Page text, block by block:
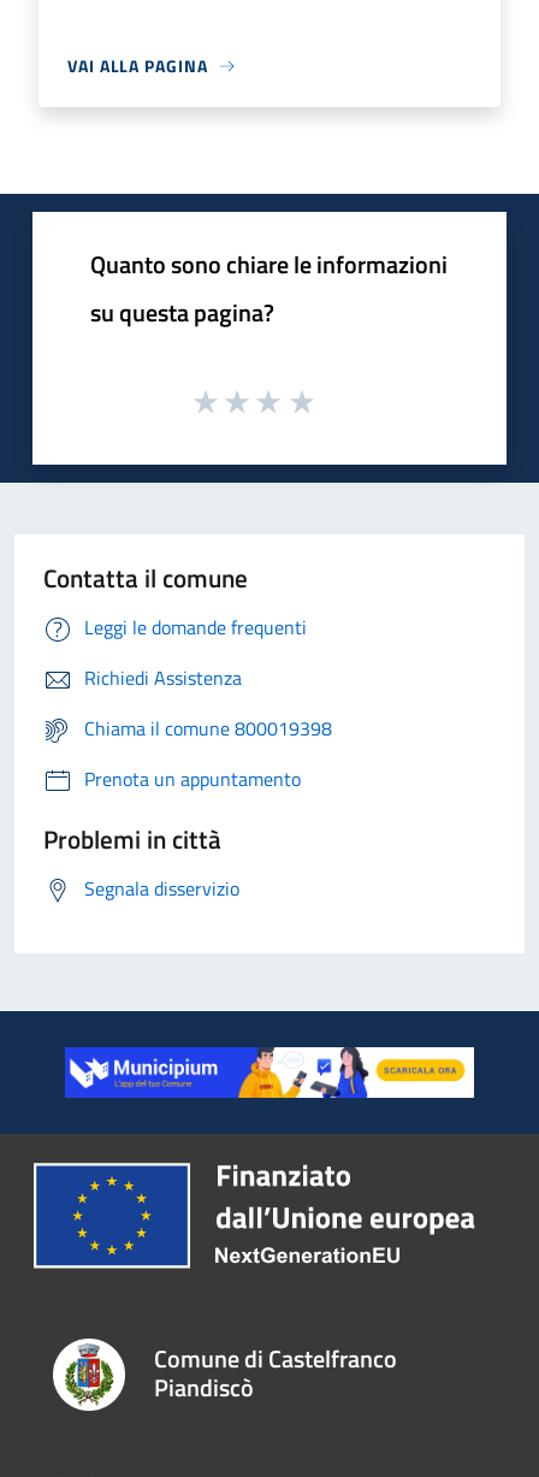
VAI ALLA PAGINA
Quanto sono chiare le informazioni
su questa pagina?
Contatta il comune
Leggi le domande frequenti
Richiedi Assistenza
Chiama il comune 800019398
Prenota un appuntamento
Problemi in città
Segnala disservizio
Comune di Castelfranco
Piandiscò